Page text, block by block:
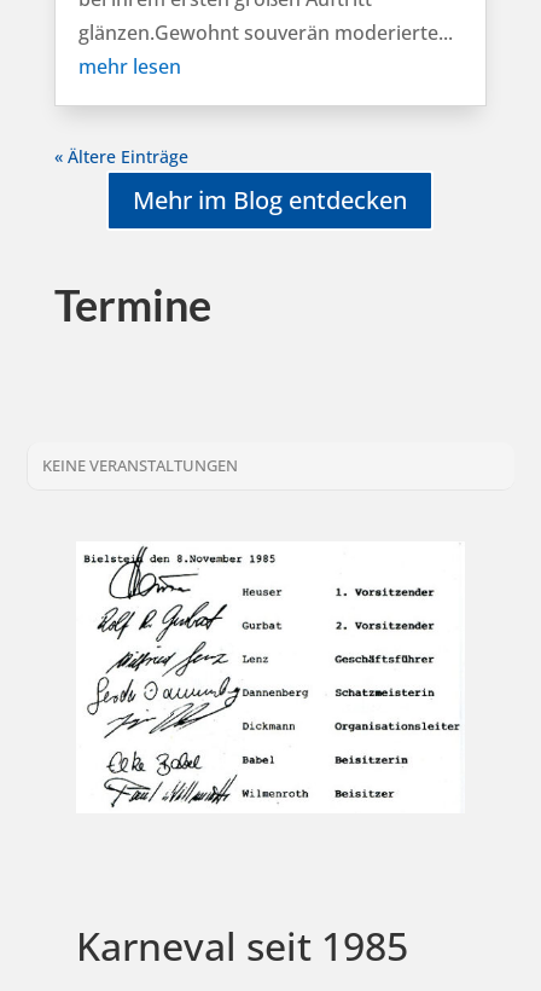
glänzen.Gewohnt souverän moderierte...
mehr lesen
« Ältere Einträge
Mehr im Blog entdecken
Termine
KEINE VERANSTALTUNGEN
Karneval seit 1985